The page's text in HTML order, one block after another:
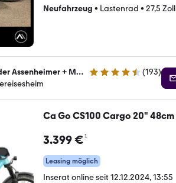
Neufahrzeug • Lastenrad • 27,5 Zoll
AutoArenA, Standort der Assenheimer + Mulfinger GmbH & Co. KG 4.5 Sterne (193)
Ca Go CS100 Cargo 20" 48cm
3.399 €¹
Leasing möglich
Inserat online seit 12.12.2024, 13:55